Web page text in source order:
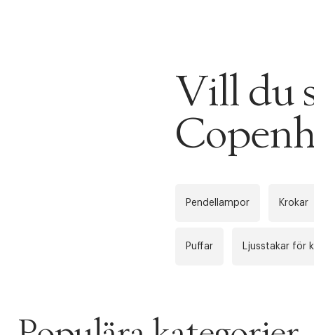
Vill du
Pendellampor Krokar
Puffar Ljusstakar för
Fri frakt
Retur
Få 10%
LÄGG TILL
WE CARE
Øv vi kan
PRODUKTEN